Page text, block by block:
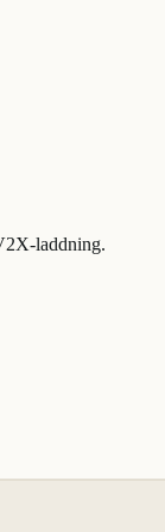
laddning.